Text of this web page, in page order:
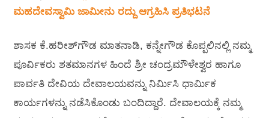
ಮಹದೇವಸ್ವಾಮಿ ಜಾಮೀನು ರದ್ದು ಆಗ್ರಹಿಸಿ ಪ್ರತಿಭಟನೆ
ಶಾಸಕ ಕೆ.ಹರೀಶ್‌ಗೌಡ ಮಾತನಾಡಿ, ಕನ್ನೇಗೌಡ ಕೊಪ್ಪಲಿನಲ್ಲಿ ನಮ್ಮ
ಪೂರ್ವಿಕರು ಶತಮಾನಗಳ ಹಿಂದೆ ಶ್ರೀ ಚಂದ್ರಮೌಳೇಶ್ವರ ಹಾಗೂ
ಪಾರ್ವತಿ ದೇವಿಯ ದೇವಾಲಯವನ್ನು ನಿರ್ಮಿಸಿ ಧಾರ್ಮಿಕ
ಕಾರ್ಯಗಳನ್ನು ನಡೆಸಿಕೊಂಡು ಬಂದಿದ್ದಾರೆ. ದೇವಾಲಯಕ್ಕೆ ನಮ್ಮ